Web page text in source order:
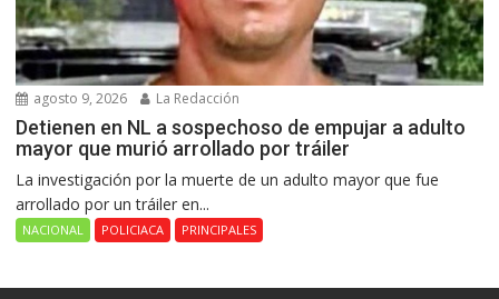
agosto 9, 2026 La Redacción
Detienen en NL a sospechoso de empujar a adulto
mayor que murió arrollado por tráiler
La investigación por la muerte de un adulto mayor que fue
arrollado por un tráiler en...
NACIONAL POLICIACA PRINCIPALES